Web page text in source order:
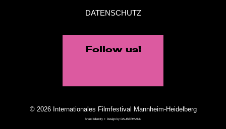
DATENSCHUTZ
Follow us!
© 2026 Internationales Filmfestival Mannheim-Heidelberg
Brand Identity + Design by DAUBERMANN